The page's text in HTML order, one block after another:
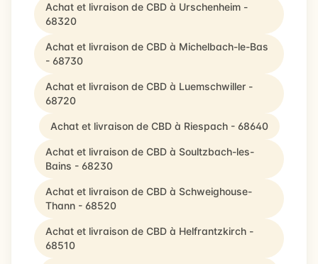
Achat et livraison de CBD à Urschenheim -
68320
Achat et livraison de CBD à Michelbach-le-Bas
- 68730
Achat et livraison de CBD à Luemschwiller -
68720
Achat et livraison de CBD à Riespach - 68640
Achat et livraison de CBD à Soultzbach-les-
Bains - 68230
Achat et livraison de CBD à Schweighouse-
Thann - 68520
Achat et livraison de CBD à Helfrantzkirch -
68510